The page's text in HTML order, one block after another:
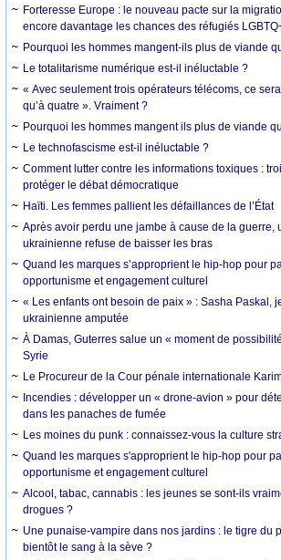
Forteresse Europe : le nouveau pacte sur la
encore davantage les chances des réfugiés
Pourquoi les hommes mangent-ils plus de viande
Le totalitarisme numérique est-il inéluctable ?
« Avec seulement trois opérateurs télécoms, ce
qu’à quatre ». Vraiment ?
Pourquoi les hommes mangent ils plus de viande
Le technofascisme est-il inéluctable ?
Comment lutter contre les informations toxiques :
protéger le débat démocratique
Haïti. Les femmes pallient les défaillances de l’État
Après avoir perdu une jambe à cause de la guerre,
ukrainienne refuse de baisser les bras
Quand les marques s’approprient le hip-hop pour
opportunisme et engagement culturel
« Les enfants ont besoin de paix » : Sasha Paskal,
ukrainienne amputée
À Damas, Guterres salue un « moment de
Syrie
Le Procureur de la Cour pénale internationale
Incendies : développer un « drone-avion » pour
dans les panaches de fumée
Les moines du punk : connaissez-vous la culture
Quand les marques s'approprient le hip-hop pour
opportunisme et engagement culturel
Alcool, tabac, cannabis : les jeunes se sont-ils
drogues ?
Une punaise-vampire dans nos jardins : le tigre du
bientôt le sang à la sève ?